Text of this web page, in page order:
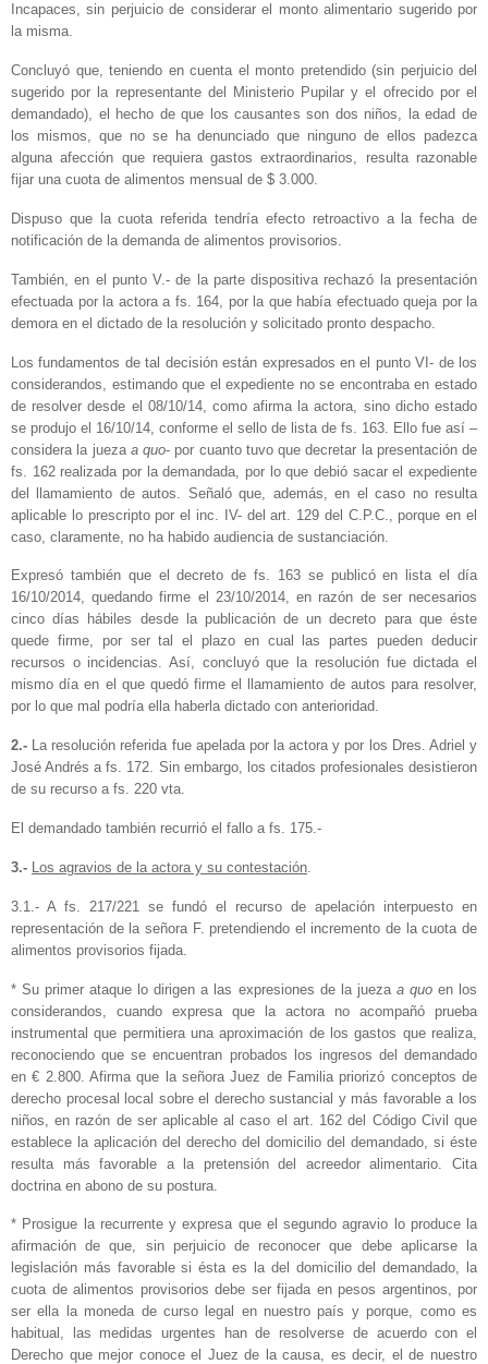
Incapaces, sin perjuicio de considerar el monto alimentario sugerido por
la misma.
Concluyó que, teniendo en cuenta el monto pretendido (sin perjuicio del
sugerido por la representante del Ministerio Pupilar y el ofrecido por el
demandado), el hecho de que los causantes son dos niños, la edad de
los mismos, que no se ha denunciado que ninguno de ellos padezca
alguna afección que requiera gastos extraordinarios, resulta razonable
fijar una cuota de alimentos mensual de $ 3.000.
Dispuso que la cuota referida tendría efecto retroactivo a la fecha de
notificación de la demanda de alimentos provisorios.
También, en el punto V.- de la parte dispositiva rechazó la presentación
efectuada por la actora a fs. 164, por la que había efectuado queja por la
demora en el dictado de la resolución y solicitado pronto despacho.
Los fundamentos de tal decisión están expresados en el punto VI- de los
considerandos, estimando que el expediente no se encontraba en estado
de resolver desde el 08/10/14, como afirma la actora, sino dicho estado
se produjo el 16/10/14, conforme el sello de lista de fs. 163. Ello fue así –
considera la jueza a quo- por cuanto tuvo que decretar la presentación de
fs. 162 realizada por la demandada, por lo que debió sacar el expediente
del llamamiento de autos. Señaló que, además, en el caso no resulta
aplicable lo prescripto por el inc. IV- del art. 129 del C.P.C., porque en el
caso, claramente, no ha habido audiencia de sustanciación.
Expresó también que el decreto de fs. 163 se publicó en lista el día
16/10/2014, quedando firme el 23/10/2014, en razón de ser necesarios
cinco días hábiles desde la publicación de un decreto para que éste
quede firme, por ser tal el plazo en cual las partes pueden deducir
recursos o incidencias. Así, concluyó que la resolución fue dictada el
mismo día en el que quedó firme el llamamiento de autos para resolver,
por lo que mal podría ella haberla dictado con anterioridad.
2.- La resolución referida fue apelada por la actora y por los Dres. Adriel y
José Andrés a fs. 172. Sin embargo, los citados profesionales desistieron
de su recurso a fs. 220 vta.
El demandado también recurrió el fallo a fs. 175.-
3.- Los agravios de la actora y su contestación
3.1.- A fs. 217/221 se fundó el recurso de apelación interpuesto en
representación de la señora F. pretendiendo el incremento de la cuota de
alimentos provisorios fijada.
* Su primer ataque lo dirigen a las expresiones de la jueza a quoen los
considerandos, cuando expresa que la actora no acompañó prueba
instrumental que permitiera una aproximación de los gastos que realiza,
reconociendo que se encuentran probados los ingresos del demandado
en € 2.800. Afirma que la señora Juez de Familia priorizó conceptos de
derecho procesal local sobre el derecho sustancial y más favorable a los
niños, en razón de ser aplicable al caso el art. 162 del Código Civil que
establece la aplicación del derecho del domicilio del demandado, si éste
resulta más favorable a la pretensión del acreedor alimentario. Cita
doctrina en abono de su postura.
* Prosigue la recurrente y expresa que el segundo agravio lo produce la
afirmación de que, sin perjuicio de reconocer que debe aplicarse la
legislación más favorable si ésta es la del domicilio del demandado, la
cuota de alimentos provisorios debe ser fijada en pesos argentinos, por
ser ella la moneda de curso legal en nuestro país y porque, como es
habitual, las medidas urgentes han de resolverse de acuerdo con el
Derecho que mejor conoce el Juez de la causa, es decir, el de nuestro